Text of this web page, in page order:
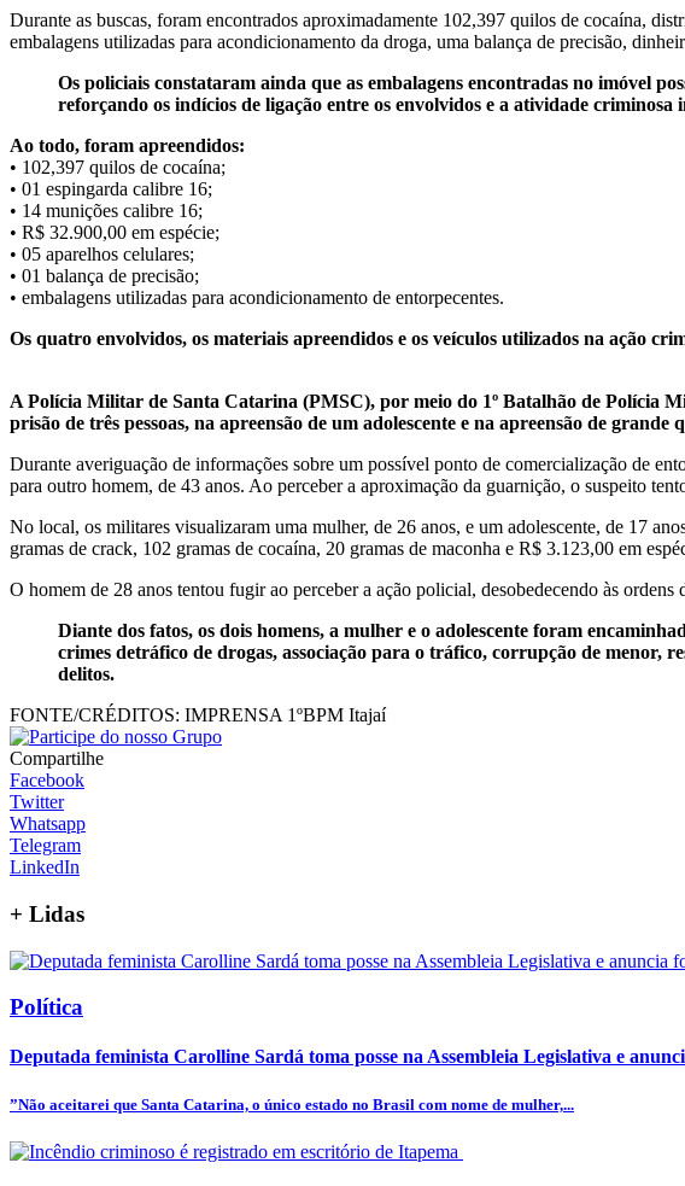
Durante as buscas, foram encontrados aproximadamente 102,397 quilos de cocaína,
embalagens utilizadas para acondicionamento da droga, uma balança de precisão,
Os policiais constataram ainda que as embalagens encontradas no imóvel
reforçando os indícios de ligação entre os envolvidos e a atividade criminosa
Ao todo, foram apreendidos:
• 102,397 quilos de cocaína;
• 01 espingarda calibre 16;
• 14 munições calibre 16;
• R$ 32.900,00 em espécie;
• 05 aparelhos celulares;
• 01 balança de precisão;
• embalagens utilizadas para acondicionamento de entorpecentes.
Os quatro envolvidos, os materiais apreendidos e os veículos utilizados na ação
A Polícia Militar de Santa Catarina (PMSC), por meio do 1º Batalhão de Polícia
prisão de três pessoas, na apreensão de um adolescente e na apreensão de
Durante averiguação de informações sobre um possível ponto de comercialização de
para outro homem, de 43 anos. Ao perceber a aproximação da guarnição, o suspeito
No local, os militares visualizaram uma mulher, de 26 anos, e um adolescente, de 17
gramas de crack, 102 gramas de cocaína, 20 gramas de maconha e R$ 3.123,00 em
O homem de 28 anos tentou fugir ao perceber a ação policial, desobedecendo às
Diante dos fatos, os dois homens, a mulher e o adolescente foram
crimes detráfico de drogas, associação para o tráfico, corrupção de menor,
delitos.
FONTE/CRÉDITOS: IMPRENSA 1ºBPM Itajaí
Compartilhe
Facebook
Twitter
Whatsapp
Telegram
LinkedIn
+ Lidas
Política
Deputada feminista Carolline Sardá toma posse na Assembleia Legislativa e
”Não aceitarei que Santa Catarina, o único estado no Brasil com nome de mulher,...